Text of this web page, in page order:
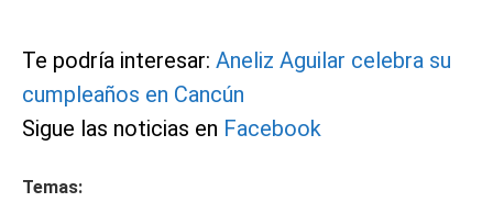
Te podría interesar: Aneliz Aguilar celebra su
cumpleaños en Cancún
Sigue las noticias en Facebook
Temas: